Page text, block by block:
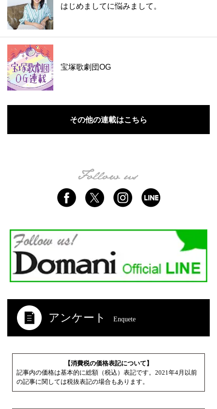
はじめましてに悩みまして。
宝塚歌劇団OG
その他の連載はこちら
アンケート Enquete
【消費税の価格表記について】
記事内の価格は基本的に総額（税込）表記です。2021年4月以前
の記事に関しては税抜表記の場合もあります。